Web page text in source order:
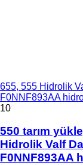
655, 555 Hidrolik
F0NNF893AA
10
550 tarım
Hidrolik Valf
F0NNF893AA